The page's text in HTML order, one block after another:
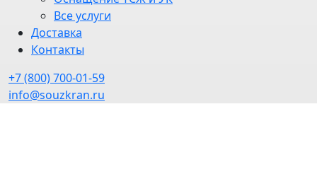
Все услуги
Доставка
Контакты
+7 (800) 700-01-59
info@souzkran.ru